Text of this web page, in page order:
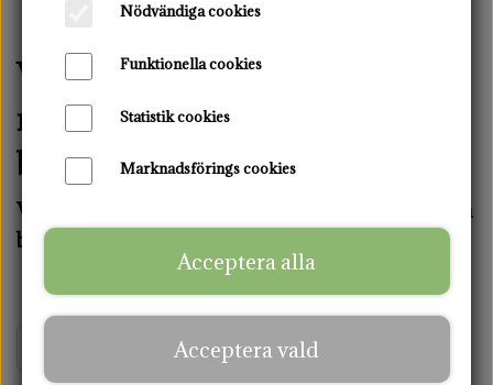
PRODUKTER
MENSTRUATION &
INTIMVÅRD
TYGBINDNING
MENSTRUATIONSDISK
GRAVIDITET & AMNING
TVÄTT & VÅRD
VARDAG & LIVSSTIL
KONTAKT
Vårt nyhetsbrev är alltid fyllt
med spännande innehåll och
bra erbjudanden!
Vill du få vårt nyhetsbrev och spara 10% på din
beställning?
Nödvändiga cookies
Funktionella cookies
Statistik cookies
Marknadsförings cookies
Acceptera alla
Acceptera vald